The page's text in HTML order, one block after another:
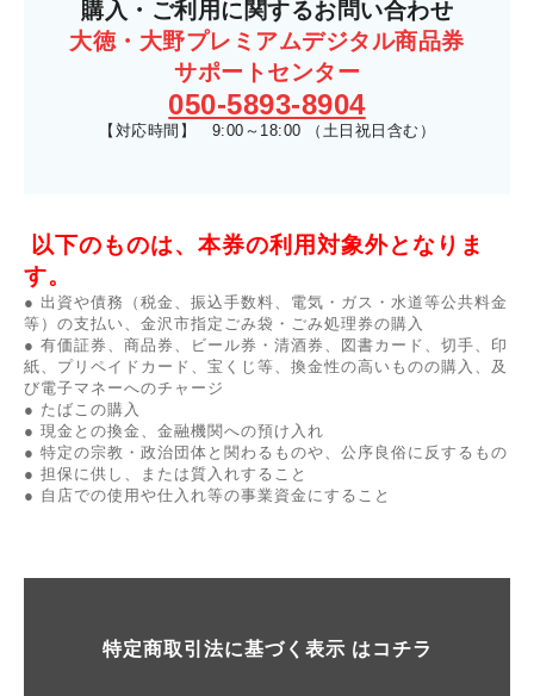
購入・ご利用に関するお問い合わせ
大徳・大野プレミアムデジタル商品券
サポートセンター
050-5893-8904
【対応時間】 9:00～18:00 （土日祝日含む）
以下のものは、本券の利用対象外となりま
す。
● 出資や債務（税金、振込手数料、電気・ガス・水道等公共料金
等）の支払い、金沢市指定ごみ袋・ごみ処理券の購入
● 有価証券、商品券、ビール券・清酒券、図書カード、切手、印
紙、プリペイドカード、宝くじ等、換金性の高いものの購入、及
び電子マネーへのチャージ
● たばこの購入
● 現金との換金、金融機関への預け入れ
● 特定の宗教・政治団体と関わるものや、公序良俗に反するもの
● 担保に供し、または質入れすること
● 自店での使用や仕入れ等の事業資金にすること
特定商取引法に基づく表示 はコチラ